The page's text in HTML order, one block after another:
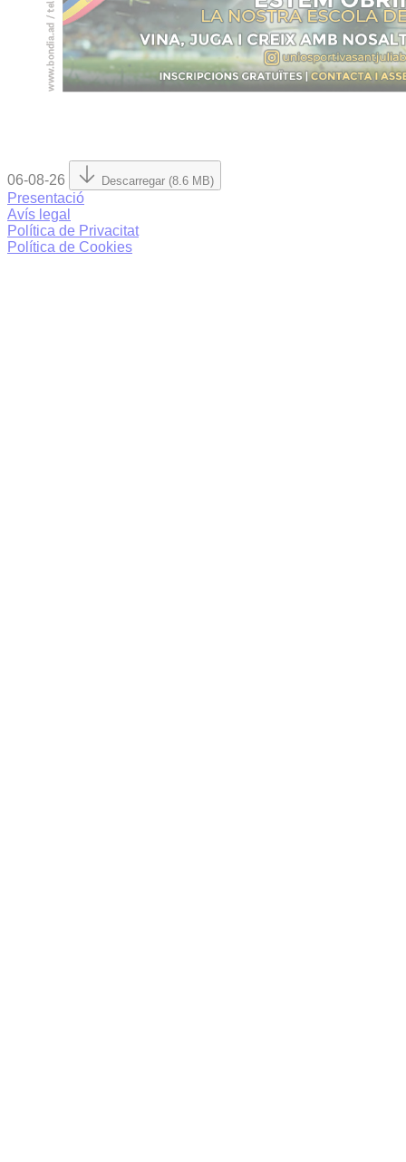
06-08-26 Descarregar (8.6 MB)
Presentació
Avís legal
Política de Privacitat
Política de Cookies